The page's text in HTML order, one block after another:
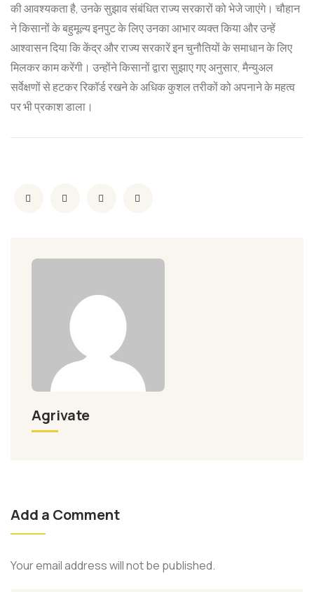
की आवश्यकता है, उनके सुझाव संबंधित राज्य सरकारों को भेजे जाएंगे। चौहान
ने किसानों के बहुमूल्य इनपुट के लिए उनका आभार व्यक्त किया और उन्हें
आश्वासन दिया कि केंद्र और राज्य सरकारें इन चुनौतियों के समाधान के लिए
मिलकर काम करेंगी। उन्होंने किसानों द्वारा सुझाए गए अनुसार, मैन्युअल
सर्वेक्षणों से हटकर रिकॉर्ड रखने के अधिक कुशल तरीकों को अपनाने के महत्व
पर भी प्रकाश डाला।
Agrivate
Add a Comment
Your email address will not be published.